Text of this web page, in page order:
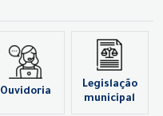
Ouvidoria
Legislação
municipal